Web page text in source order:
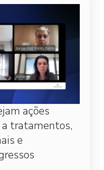
ações
a tratamentos,
e